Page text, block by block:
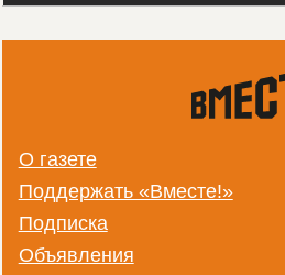
О газете
Поддержать «Вместе!»
Подписка
Объявления